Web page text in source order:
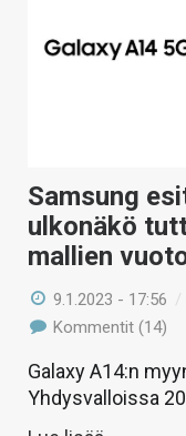
Samsung
ulkonäkö
mallien
9.1.2023 - 17:56 /
Kommentit (14)
Galaxy A14:n
Yhdysvalloissa